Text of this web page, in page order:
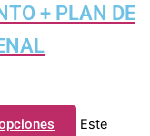
+ PLAN DE
Este